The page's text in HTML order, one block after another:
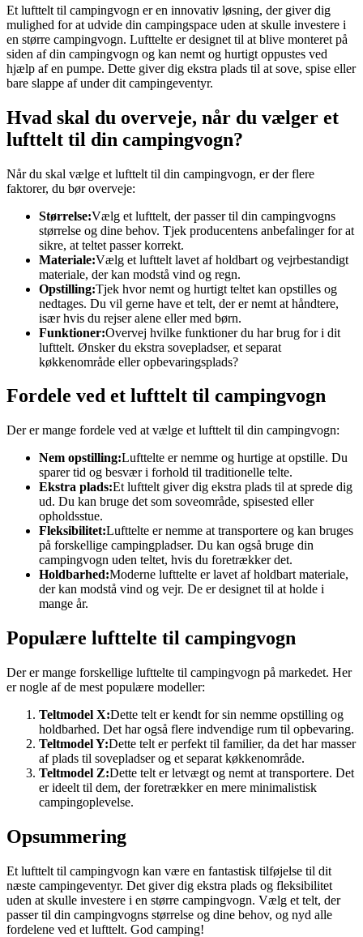
Et lufttelt til campingvogn er en innovativ løsning, der giver dig
mulighed for at udvide din campingspace uden at skulle investere i
en større campingvogn. Lufttelte er designet til at blive monteret på
siden af din campingvogn og kan nemt og hurtigt oppustes ved
hjælp af en pumpe. Dette giver dig ekstra plads til at sove, spise eller
bare slappe af under dit campingeventyr.
Hvad skal du overveje, når du vælger et
lufttelt til din campingvogn?
Når du skal vælge et lufttelt til din campingvogn, er der flere
faktorer, du bør overveje:
Størrelse:Vælg et lufttelt, der passer til din campingvogns
størrelse og dine behov. Tjek producentens anbefalinger for at
sikre, at teltet passer korrekt.
Materiale:Vælg et lufttelt lavet af holdbart og vejrbestandigt
materiale, der kan modstå vind og regn.
Opstilling:Tjek hvor nemt og hurtigt teltet kan opstilles og
nedtages. Du vil gerne have et telt, der er nemt at håndtere,
især hvis du rejser alene eller med børn.
Funktioner:Overvej hvilke funktioner du har brug for i dit
lufttelt. Ønsker du ekstra sovepladser, et separat
køkkenområde eller opbevaringsplads?
Fordele ved et lufttelt til campingvogn
Der er mange fordele ved at vælge et lufttelt til din campingvogn:
Nem opstilling:Lufttelte er nemme og hurtige at opstille. Du
sparer tid og besvær i forhold til traditionelle telte.
Ekstra plads:Et lufttelt giver dig ekstra plads til at sprede dig
ud. Du kan bruge det som soveområde, spisested eller
opholdsstue.
Fleksibilitet:Lufttelte er nemme at transportere og kan bruges
på forskellige campingpladser. Du kan også bruge din
campingvogn uden teltet, hvis du foretrækker det.
Holdbarhed:Moderne lufttelte er lavet af holdbart materiale,
der kan modstå vind og vejr. De er designet til at holde i
mange år.
Populære lufttelte til campingvogn
Der er mange forskellige lufttelte til campingvogn på markedet. Her
er nogle af de mest populære modeller:
Teltmodel X:Dette telt er kendt for sin nemme opstilling og
holdbarhed. Det har også flere indvendige rum til opbevaring.
Teltmodel Y:Dette telt er perfekt til familier, da det har masser
af plads til sovepladser og et separat køkkenområde.
Teltmodel Z:Dette telt er letvægt og nemt at transportere. Det
er ideelt til dem, der foretrækker en mere minimalistisk
campingoplevelse.
Opsummering
Et lufttelt til campingvogn kan være en fantastisk tilføjelse til dit
næste campingeventyr. Det giver dig ekstra plads og fleksibilitet
uden at skulle investere i en større campingvogn. Vælg et telt, der
passer til din campingvogns størrelse og dine behov, og nyd alle
fordelene ved et lufttelt. God camping!